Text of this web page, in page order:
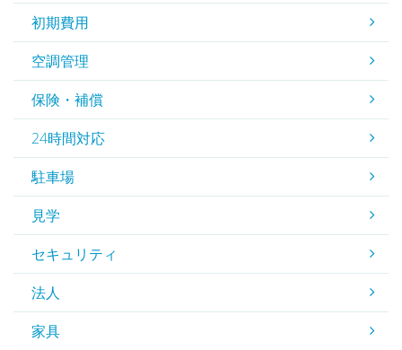
初期費用
空調管理
保険・補償
24時間対応
駐車場
見学
セキュリティ
法人
家具